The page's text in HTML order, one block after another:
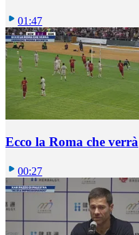
01:47
Ecco la Roma che verrà
00:27